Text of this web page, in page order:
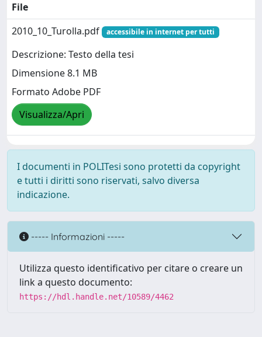
File
2010_10_Turolla.pdf
accessibile in internet per tutti
Descrizione: Testo della tesi
Dimensione 8.1 MB
Formato Adobe PDF
Visualizza/Apri
I documenti in POLITesi sono protetti da copyright
e tutti i diritti sono riservati, salvo diversa
indicazione.
----- Informazioni -----
Utilizza questo identificativo per citare o creare un
link a questo documento:
https://hdl.handle.net/10589/4462